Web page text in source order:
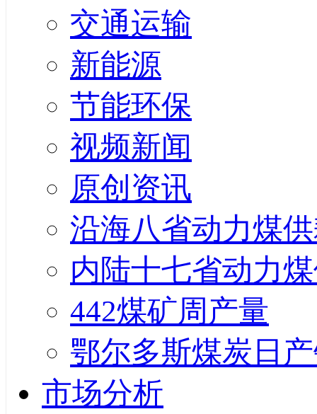
交通运输
新能源
节能环保
视频新闻
原创资讯
沿海八省动力煤
内陆十七省动力
442煤矿周产量
鄂尔多斯煤炭日
市场分析